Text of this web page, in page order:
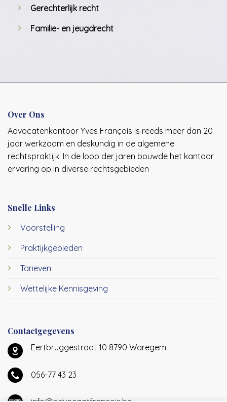
Gerechterlijk recht
Familie- en jeugdrecht
Over Ons
Advocatenkantoor Yves François is reeds meer dan 20
jaar werkzaam en deskundig in de algemene
rechtspraktijk. In de loop der jaren bouwde het kantoor
ervaring op in diverse rechtsgebieden
Snelle Links
Voorstelling
Praktijkgebieden
Tarieven
Wettelijke Kennisgeving
Contactgegevens
Eertbruggestraat 10 8790 Waregem
056-77 43 23